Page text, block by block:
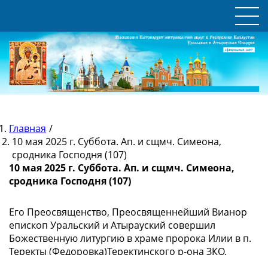
Главная /
10 мая 2025 г. Суббота. Ап. и сщмч. Симеона,
сродника Господня (107)
10 мая 2025 г. Суббота. Ап. и сщмч. Симеона,
сродника Господня (107)
Его Преосвященство, Преосвященнейший Вианор
епископ Уральский и Атырауский совершил
Божественную литургию в храме пророка Илии в п.
Теректы (Федоровка)Теректинского р-она ЗКО.